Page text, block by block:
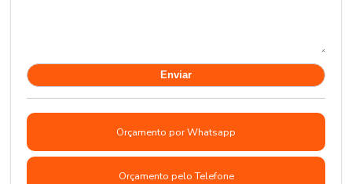
Orçamento por Whatsapp
Orçamento pelo Telefone